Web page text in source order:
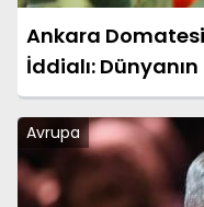
Ankara
İddialı:
Arasında Yer
Avrupa